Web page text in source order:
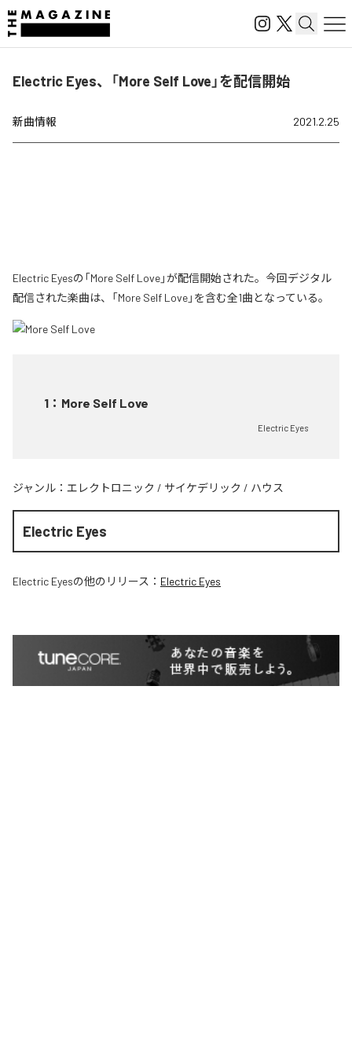
Electric Eyes、「More Self Love」を配信開始
新曲情報 2021.2.25
Electric Eyesの「More Self Love」が配信開始された。今回デジタル
配信された楽曲は、「More Self Love」を含む全1曲となっている。
1 ： More Self Love
Electric Eyes
ジャンル： エレクトロニック / サイケデリック / ハウス
Electric Eyes
Electric Eyesの他のリリース： Electric Eyes